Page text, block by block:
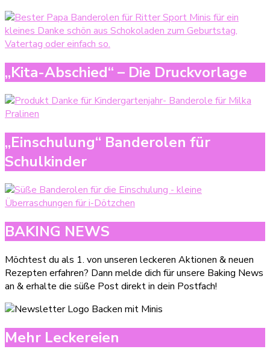
„Kita-Abschied“ – Die Druckvorlage
„Einschulung“ Banderolen für
Schulkinder
BAKING NEWS
Möchtest du als 1. von unseren leckeren Aktionen & neuen
Rezepten erfahren? Dann melde dich für unsere Baking News
an & erhalte die süße Post direkt in dein Postfach!
Mehr Leckereien